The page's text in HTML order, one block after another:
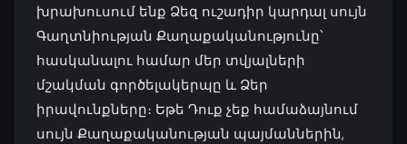
խրախուսում ենք Ձեզ ուշադիր կարդալ սույն
Գաղտնիության Քաղաքականությունը՝
հասկանալու համար մեր տվյալների
մշակման գործելակերպը և Ձեր
իրավունքները։ Եթե Դուք չեք համաձայնում
սույն Քաղաքականության պայմաններին,